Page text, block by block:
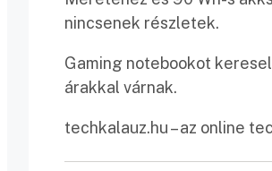
nincsenek részletek.
Gaming notebookot
árakkal várnak.
techkalauz.hu – az online